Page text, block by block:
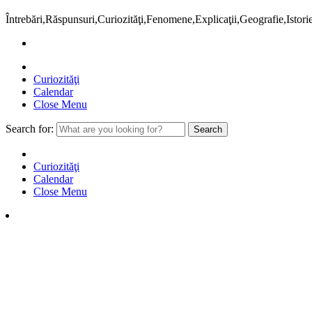
Curiozităţi
Calendar
Close Menu
Search for:
Curiozităţi
Calendar
Close Menu